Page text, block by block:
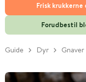
Frisk
Forudbestil
Guide Dyr